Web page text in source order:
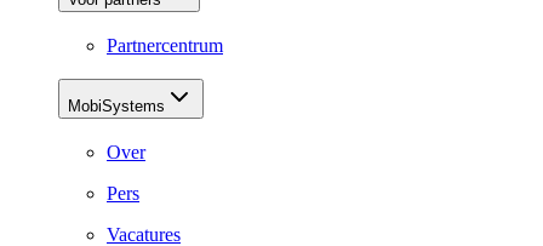
Partnercentrum
MobiSystems
Over
Pers
Vacatures